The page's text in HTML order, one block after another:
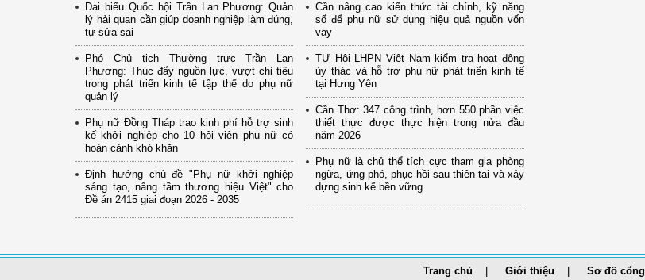
Đại biểu Quốc hội Trần Lan Phương: Quản
lý hải quan cần giúp doanh nghiệp làm đúng,
tự sửa sai
Phó Chủ tịch Thường trực Trần Lan
Phương: Thúc đẩy nguồn lực, vượt chỉ tiêu
trong phát triển kinh tế tập thể do phụ nữ
quản lý
Phụ nữ Đồng Tháp trao kinh phí hỗ trợ sinh
kế khởi nghiệp cho 10 hội viên phụ nữ có
hoàn cảnh khó khăn
Định hướng chủ đề "Phụ nữ khởi nghiệp
sáng tạo, nâng tầm thương hiệu Việt" cho
Đề án 2415 giai đoạn 2026 - 2035
Cần nâng cao kiến thức tài chính, kỹ năng
số để phụ nữ sử dụng hiệu quả nguồn vốn
vay
TƯ Hội LHPN Việt Nam kiểm tra hoạt động
ủy thác và hỗ trợ phụ nữ phát triển kinh tế
tại Hưng Yên
Cần Thơ: 347 công trình, hơn 550 phần việc
thiết thực được thực hiện trong nửa đầu
năm 2026
Phụ nữ là chủ thể tích cực tham gia phòng
ngừa, ứng phó, phục hồi sau thiên tai và xây
dựng sinh kế bền vững
Trang chủ Giới thiệu Sơ đồ cổng